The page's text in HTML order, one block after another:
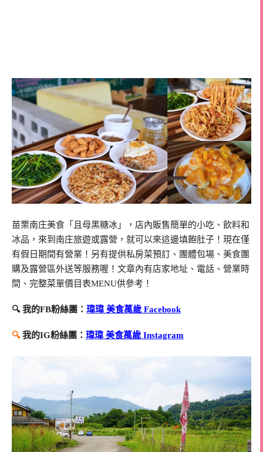
苗栗南庄美食「且母黑糖冰」，店內販售簡單的小吃、飲料和
冰品，來到南庄旅遊或露營，就可以來這邊填飽肚子！現在僅
有假日期間有營業！另有提供私房菜預訂、團體包場、美食團
購及露營區外送等服務喔！文章內有店家地址、電話、營業時
間、完整菜單價目表MENU供參考！
🔍 我的FB粉絲團： 瑋瑋 美食萬歲 Facebook
🔍我的IG粉絲團： 瑋瑋 美食萬歲 Instagram